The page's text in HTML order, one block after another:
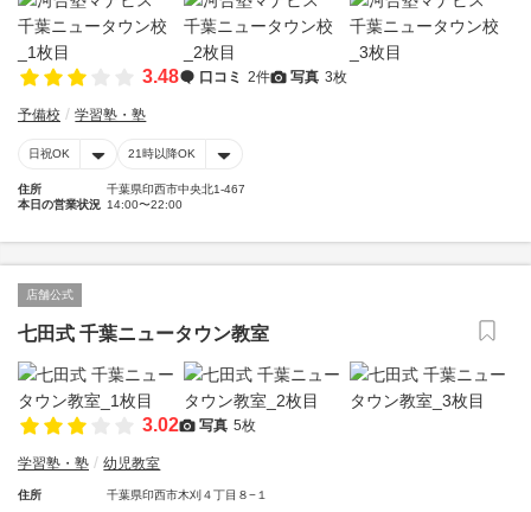
3.48 口コミ 2件 写真 3枚
予備校 学習塾・塾
日祝OK 21時以降OK
住所
千葉県印西市中央北1-467
本日の営業状況 14:00〜22:00
店舗公式
七田式 千葉ニュータウン教室
3.02 写真 5枚
学習塾・塾 幼児教室
住所 千葉県印西市木刈４丁目８−１